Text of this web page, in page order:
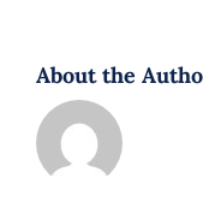
About the